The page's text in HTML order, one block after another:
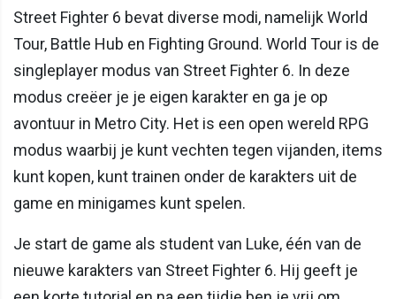
Street Fighter 6 bevat diverse modi, namelijk World
Tour, Battle Hub en Fighting Ground. World Tour is de
singleplayer modus van Street Fighter 6. In deze
modus creëer je je eigen karakter en ga je op
avontuur in Metro City. Het is een open wereld RPG
modus waarbij je kunt vechten tegen vijanden, items
kunt kopen, kunt trainen onder de karakters uit de
game en minigames kunt spelen.
Je start de game als student van Luke, één van de
nieuwe karakters van Street Fighter 6. Hij geeft je